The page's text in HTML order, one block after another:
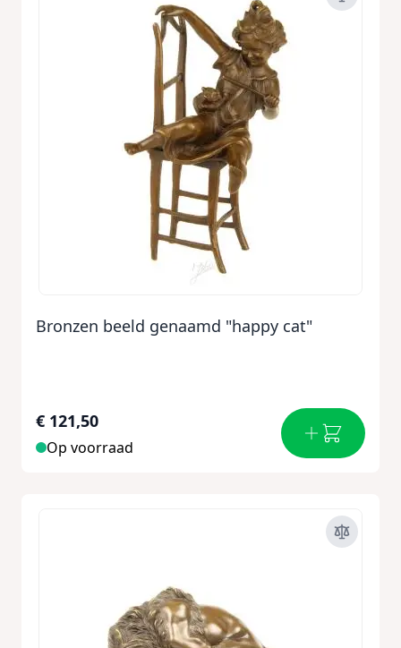
Bronzen beeld genaamd "happy cat"
€ 121,50
Op voorraad